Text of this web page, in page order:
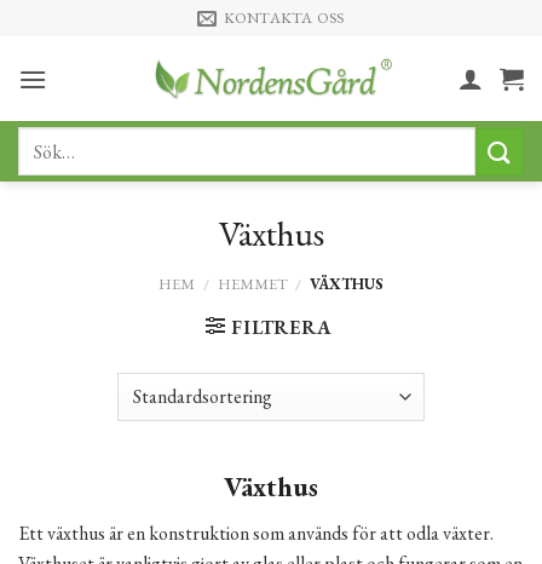
content
KONTAKTA OSS
Sök
Växthus
HEM / HEMMET / VÄXTHUS
FILTRERA
Växthus
Ett växthus är en konstruktion som används för att odla växter.